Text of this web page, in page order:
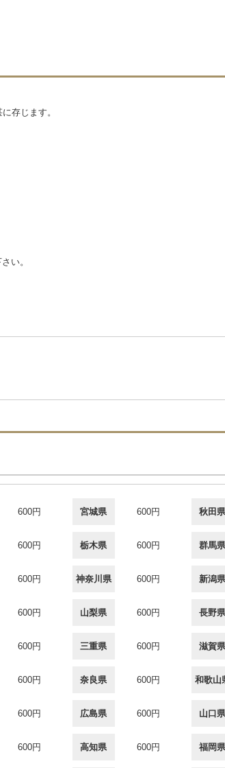
存じます。
い。
600円 宮城県 600円 秋田県
600円 栃木県 600円 群馬県
600円 神奈川県 600円 新潟県
600円 山梨県 600円 長野県
600円 三重県 600円 滋賀県
600円 奈良県 600円 和歌山
600円 広島県 600円 山口県
600円 高知県 600円 福岡県